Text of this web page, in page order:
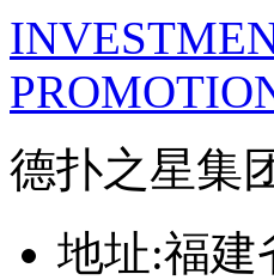
德扑之星集
地址:福建